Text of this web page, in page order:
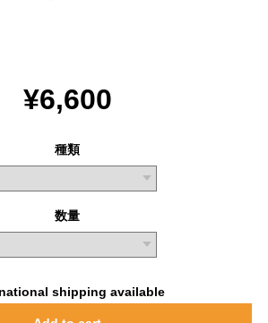
¥6,600
種類
数量
shipping available